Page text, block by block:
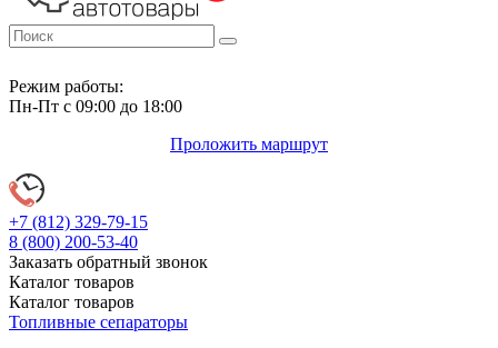
Режим работы:
Пн-Пт с 09:00 до 18:00
Проложить маршрут
+7 (812) 329-79-15
8 (800) 200-53-40
Заказать обратный звонок
Каталог товаров
Каталог товаров
Топливные сепараторы